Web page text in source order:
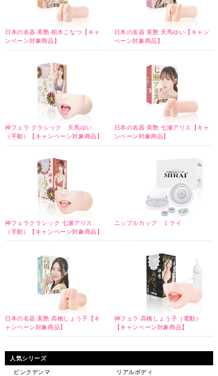
人気シリーズ
ピンクデンマ リアルボディ
日本の名器 美艶 柏木こなつ【キャ
ンペーン対象商品】
日本の名器 美艶 天馬ゆい【キャン
ペーン対象商品】
神フェラ クラシック 天馬ゆい
（手動）【キャンペーン対象商品】
日本の名器 美艶 七瀬アリス【キャ
ンペーン対象商品】
神フェラクラシック 七瀬アリス
（手動）【キャンペーン対象商品】
ニップルカップ ミライ
日本の名器 美艶 高橋しょう子【キ
ャンペーン対象商品】
神フェラ 高橋しょう子（電動）
【キャンペーン対象商品】